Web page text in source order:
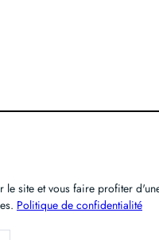
site et vous faire profiter
Politique de confidentialité